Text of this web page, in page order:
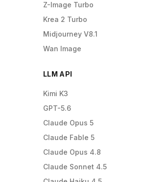
Z-Image Turbo
Krea 2 Turbo
Midjourney V8.1
Wan Image
LLM API
Kimi K3
GPT-5.6
Claude Opus 5
Claude Fable 5
Claude Opus 4.8
Claude Sonnet 4.5